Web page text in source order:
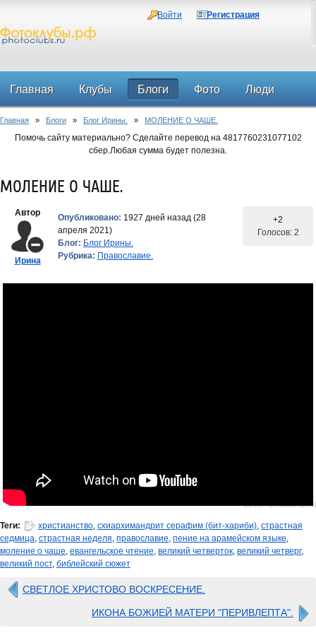
Войти Регистрация
Главная Клубы Блоги Фото Люди
Форум
Главная » Блоги » Блог Ирины. » МОЛЕНИЕ О ЧАШЕ.
Помочь сайту материально? Сделайте перевод на 4817760231077102
сбер.Любая сумма будет полезна.
МОЛЕНИЕ О ЧАШЕ.
Автор
Ирина
Опубликовано: 1927 дней назад (28
апреля 2021)
Блог: Блог Ирины.
Рубрика: Православие.
+2
Голосов: 2
1015 просмотров
Теги: христианство, схиархимандрит серафим (бит-хариби), страстная
седмица, страстная неделя, православие, пение на арамейском языке,
моление о чаше, евангельское чтение, великий четверток, великий четверг,
великий пост, библейский сюжет
СВЕТЛОЕ ХРИСТОВО ВОСКРЕСЕНИЕ.
ИКОНА БОЖИЕЙ МАТЕРИ "ПЕРИВЛЕПТА".